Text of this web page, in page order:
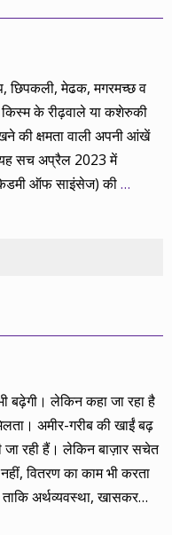
छिपकली, मेढक, मगरमच्छ व
के रीढ़वाले या कशेरुकी
की क्षमता वाली अपनी आंखें
यह सच अप्रैल 2023 में
ऑफ साइंसेज) की…
बढ़ेगी। लेकिन कहा जा रहा है
अमीर-गरीब की खाईं बढ़
जा रही हैं। लेकिन बाज़ार सचेत
वितरण का काम भी करता
अर्थव्यवस्था, खासकर